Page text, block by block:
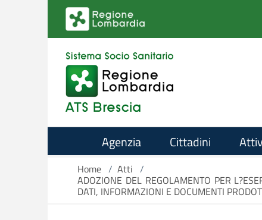
Salta al contenuto principale
Agenzia Cittadini
Home / Atti /
ADOZIONE DEL REGOLAMENTO PER
DATI, INFORMAZIONI E DOCUMENTI